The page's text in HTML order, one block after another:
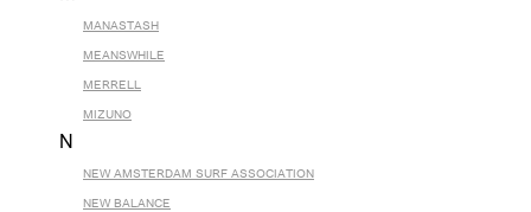
MANASTASH
MEANSWHILE
MERRELL
MIZUNO
N
NEW AMSTERDAM SURF ASSOCIATION
NEW BALANCE